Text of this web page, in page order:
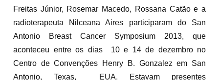
Freitas Júnior, Rosemar Macedo, Rossana Catão e a
radioterapeuta Nilceana Aires participaram do San
Antonio Breast Cancer Symposium 2013, que
aconteceu entre os dias 10 e 14 de dezembro no
Centro de Convenções Henry B. Gonzalez em San
Antonio, Texas, EUA. Estavam presentes